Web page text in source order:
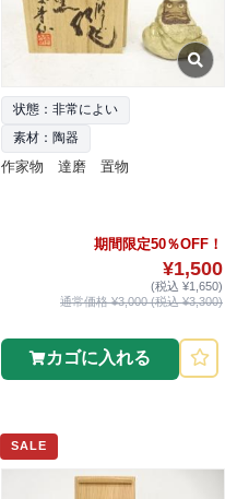
状態：非常によい
素材：陶器
作家物 達磨 置物
期間限定50％OFF！
¥1,500
(税込 ¥1,650)
通常価格 ¥3,000 (税込 ¥3,300)
カゴに入れる
SALE